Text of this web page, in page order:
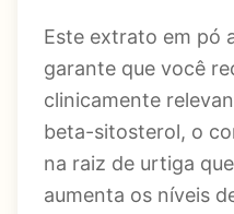
Este extrato em pó
garante que você
clinicamente
beta-sitosterol, o
na raiz de urtiga
aumenta os níveis